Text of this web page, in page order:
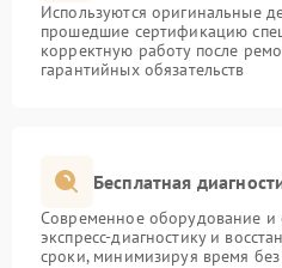
Используются оригинальные
прошедшие сертификацию
корректную работу после
гарантийных обязательств
Бесплатная
Современное оборудование и
экспресс-диагностику и
сроки, минимизируя время без